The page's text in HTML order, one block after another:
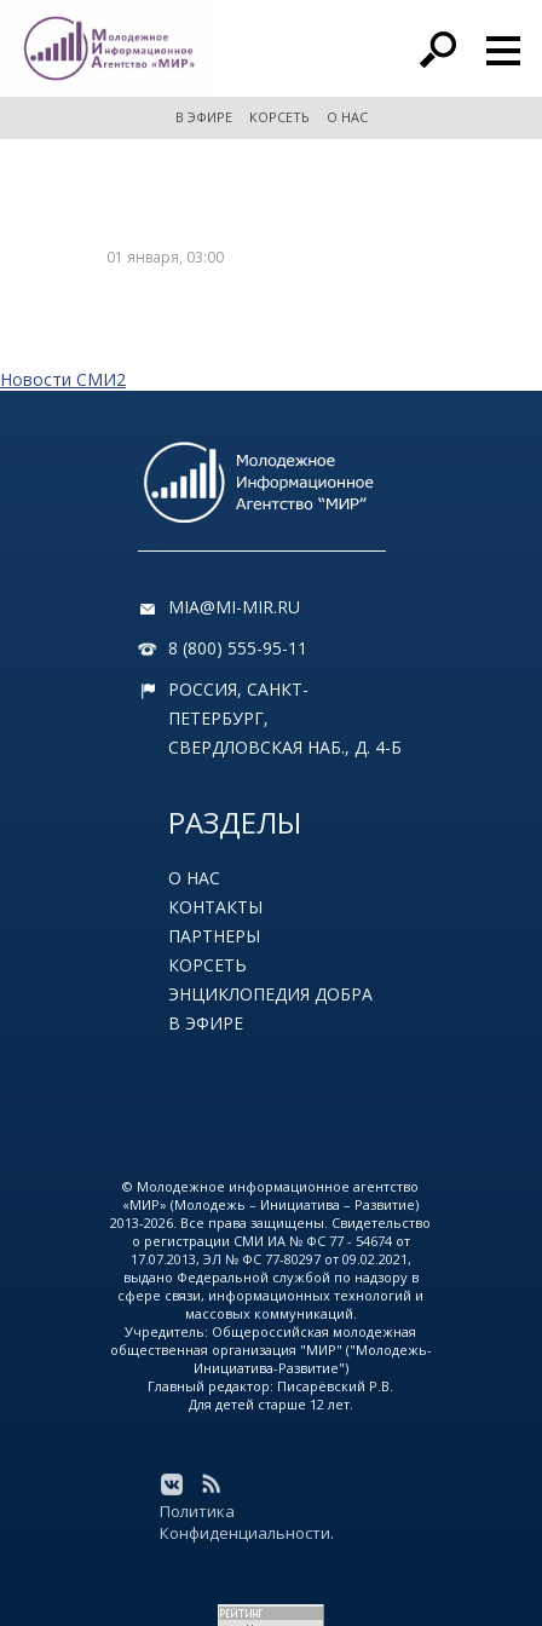
расширенный поиск
В ЭФИРЕ КОРСЕТЬ О НАС
01 января, 03:00
Новости СМИ2
MIA@MI-MIR.RU
8 (800) 555-95-11
РОССИЯ, САНКТ-
ПЕТЕРБУРГ,
СВЕРДЛОВСКАЯ НАБ., Д. 4-Б
РАЗДЕЛЫ
О НАС
КОНТАКТЫ
ПАРТНЕРЫ
КОРСЕТЬ
ЭНЦИКЛОПЕДИЯ ДОБРА
В ЭФИРЕ
© Молодежное информационное агентство
«МИР» (Молодежь – Инициатива – Развитие)
2013-2026. Все права защищены. Свидетельство
о регистрации СМИ ИА № ФС 77 - 54674 от
17.07.2013, ЭЛ № ФС 77-80297 от 09.02.2021,
выдано Федеральной службой по надзору в
сфере связи, информационных технологий и
массовых коммуникаций.
Учредитель: Общероссийская молодежная
общественная организация "МИР" ("Молодежь-
Инициатива-Развитие")
Главный редактор: Писарёвский Р.В.
Для детей старше 12 лет.
Политика
Конфиденциальности.